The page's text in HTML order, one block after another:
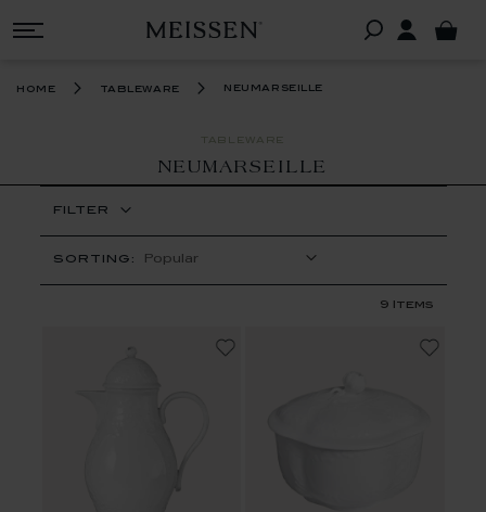
home tableware neumarseille
TABLEWARE
NEUMARSEILLE
FILTER
SORTING:
9 Items